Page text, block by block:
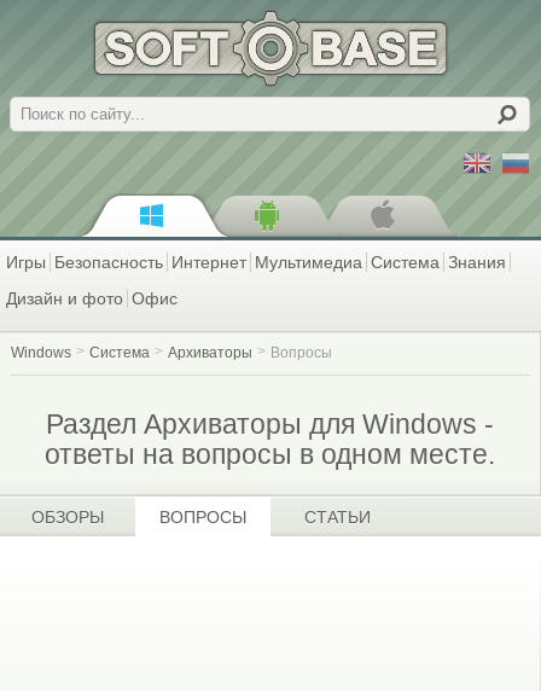
Поиск
Игры Безопасность Интернет Мультимедиа Система Знания
Дизайн и фото Офис
Windows Система Архиваторы Вопросы
Раздел Архиваторы для Windows -
ответы на вопросы в одном месте.
ОБЗОРЫ ВОПРОСЫ СТАТЬИ